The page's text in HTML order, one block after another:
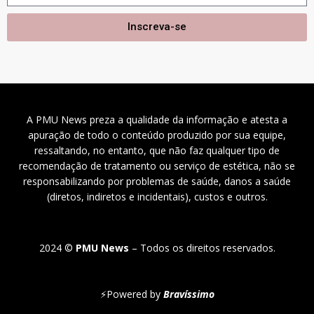
Inscreva-se
A PMU News preza a qualidade da informação e atesta a
apuração de todo o conteúdo produzido por sua equipe,
ressaltando, no entanto, que não faz qualquer tipo de
recomendação de tratamento ou serviço de estética, não se
responsabilizando por problemas de saúde, danos a saúde
(diretos, indiretos e incidentais), custos e outros.
2024 © PMU News – Todos os direitos reservados.
⚡Powered by Bravíssimo